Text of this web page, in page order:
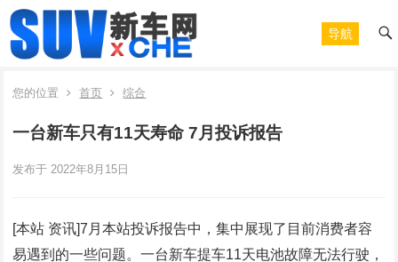
导航
您的位置 首页 综合
一台新车只有11天寿命 7月投诉报告
发布于 2022年8月15日
[本站 资讯]7月本站投诉报告中，集中展现了目前消费者容
易遇到的一些问题。一台新车提车11天电池故障无法行驶，